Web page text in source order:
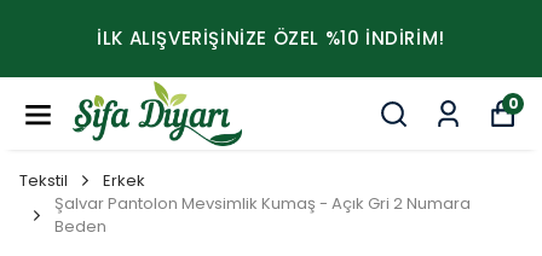
İLK ALIŞVERİŞİNİZE ÖZEL %10 İNDİRİM!
0
Tekstil
Erkek
Şalvar Pantolon Mevsimlik Kumaş - Açık Gri 2 Numara
Beden